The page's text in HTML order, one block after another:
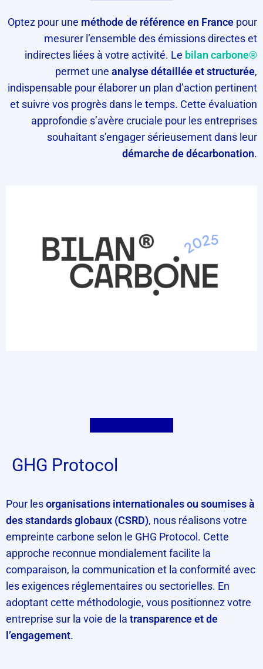
Optez pour une méthode de référence en France pour
mesurer l’ensemble des émissions directes et
indirectes liées à votre activité. Le bilan carbone®
permet une analyse détaillée et structurée,
indispensable pour élaborer un plan d’action pertinent
et suivre vos progrès dans le temps. Cette évaluation
approfondie s’avère cruciale pour les entreprises
souhaitant s’engager sérieusement dans leur
démarche de décarbonation.
GHG Protocol
Pour lesorganisations internationales ou soumises à
des standards globaux (CSRD), nous réalisons votre
empreinte carbone selon le GHG Protocol. Cette
approche reconnue mondialement facilite la
comparaison, la communication et la conformité avec
les exigences réglementaires ou sectorielles. En
adoptant cette méthodologie, vous positionnez votre
entreprise sur la voie de la transparence et de
l’engagement.